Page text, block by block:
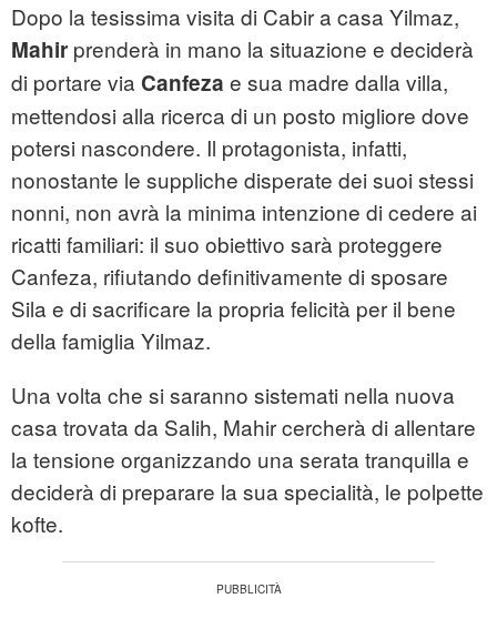
Dopo la tesissima visita di Cabir a casa Yilmaz,
Mahir prenderà in mano la situazione e deciderà
di portare via Canfeza e sua madre dalla villa,
mettendosi alla ricerca di un posto migliore dove
potersi nascondere. Il protagonista, infatti,
nonostante le suppliche disperate dei suoi stessi
nonni, non avrà la minima intenzione di cedere ai
ricatti familiari: il suo obiettivo sarà proteggere
Canfeza, rifiutando definitivamente di sposare
Sila e di sacrificare la propria felicità per il bene
della famiglia Yilmaz.
Una volta che si saranno sistemati nella nuova
casa trovata da Salih, Mahir cercherà di allentare
la tensione organizzando una serata tranquilla e
deciderà di preparare la sua specialità, le polpette
kofte.